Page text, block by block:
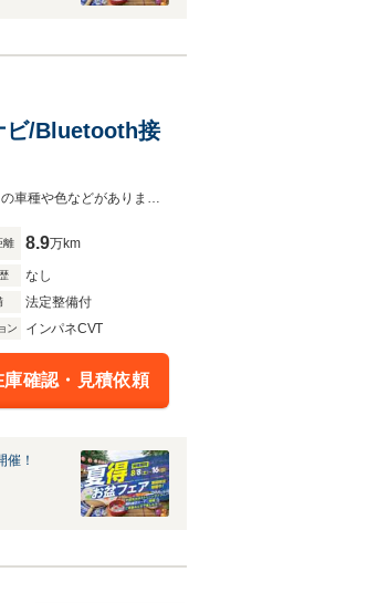
ビ/Bluetooth接
約5000坪の広大な展示場には、プロが買い付けたクルマが多数ラインナップ！展示場にないお探しの車種や色などがありましたらお気軽にお申し付けください☆
離 8.9万km
なし
法定整備付
ン インパネCVT
庫確認・見積依頼
催！